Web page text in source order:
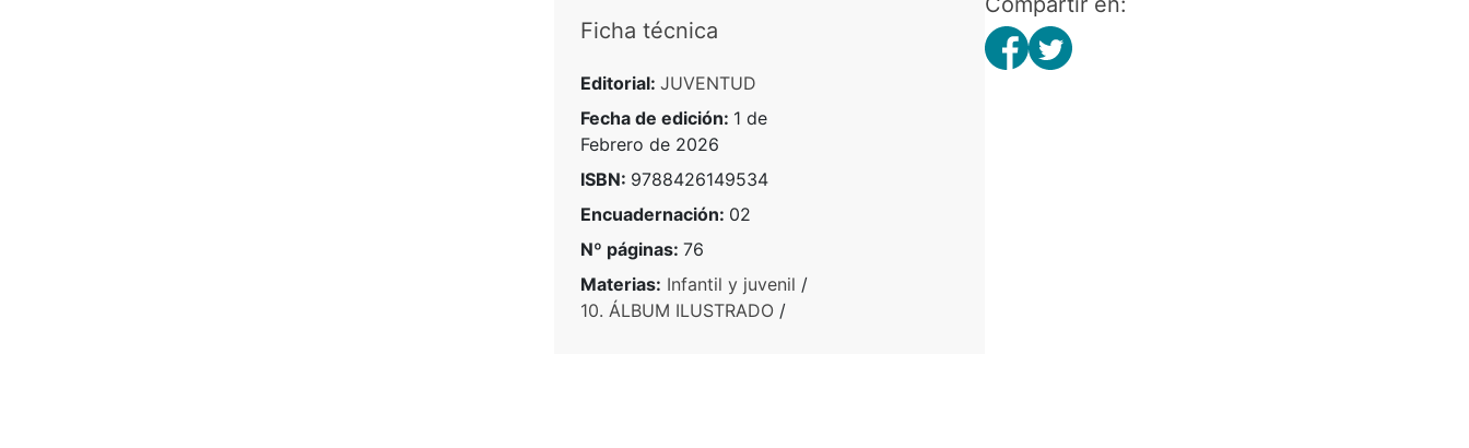
Ficha técnica
Editorial: JUVENTUD
Fecha de edición: 1 de
Febrero de 2026
ISBN: 9788426149534
Encuadernación: 02
Nº páginas: 76
Materias: Infantil y juvenil /
10. ÁLBUM ILUSTRADO/